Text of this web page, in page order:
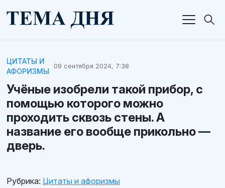
ЦИТАТЫ И
АФОРИЗМЫ
09 сентября 2024, 7:38
Учёные изобрели такой прибор, с
помощью которого можно
проходить сквозь стены. А
название его вообще прикольно —
дверь.
Рубрика: Цитаты и афоризмы